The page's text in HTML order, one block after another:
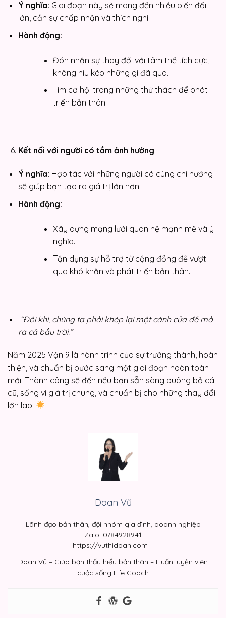
Ý nghĩa: Giai đoạn này sẽ mang đến nhiều biến đổi
lớn, cần sự chấp nhận và thích nghi.
Hành động:
Đón nhận sự thay đổi với tâm thế tích cực,
không níu kéo những gì đã qua.
Tìm cơ hội trong những thử thách để phát
triển bản thân.
Kết nối với người có tầm ảnh hưởng
Ý nghĩa: Hợp tác với những người có cùng chí hướng
sẽ giúp bạn tạo ra giá trị lớn hơn.
Hành động:
Xây dựng mạng lưới quan hệ mạnh mẽ và ý
nghĩa.
Tận dụng sự hỗ trợ từ cộng đồng để vượt
qua khó khăn và phát triển bản thân.
“Đôi khi, chúng ta phải khép lại một cánh cửa để mở
ra cả bầu trời.”
Năm 2025 Vận 9 là hành trình của sự trưởng thành, hoàn
thiện, và chuẩn bị bước sang một giai đoạn hoàn toàn
mới. Thành công sẽ đến nếu bạn sẵn sàng buông bỏ cái
cũ, sống vì giá trị chung, và chuẩn bị cho những thay đổi
lớn lao.
Doan Vũ
Lãnh đạo bản thân, đội nhóm gia đình, doanh nghiệp
Zalo: 0784928941
https://vuthidoan.com –
Doan Vũ – Giúp bạn thấu hiểu bản thân – Huấn luyện viên
cuộc sống Life Coach